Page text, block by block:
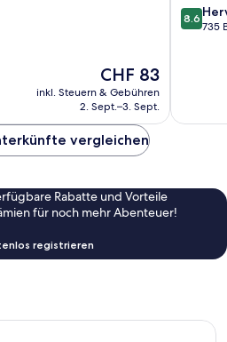
Der
Preis
beträgt
CHF 83
inkl. Steuern & Gebühren
2. Sept.–3. Sept.
8.6
von
8.6
735
vergleichen
Rabatte und Vorteile
für noch mehr Abenteuer!
registrieren